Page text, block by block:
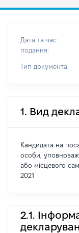
Дата та час
подання:
Тип документа:
1. Вид
Кандидата на
особи,
або місцевого
2021
2.1.